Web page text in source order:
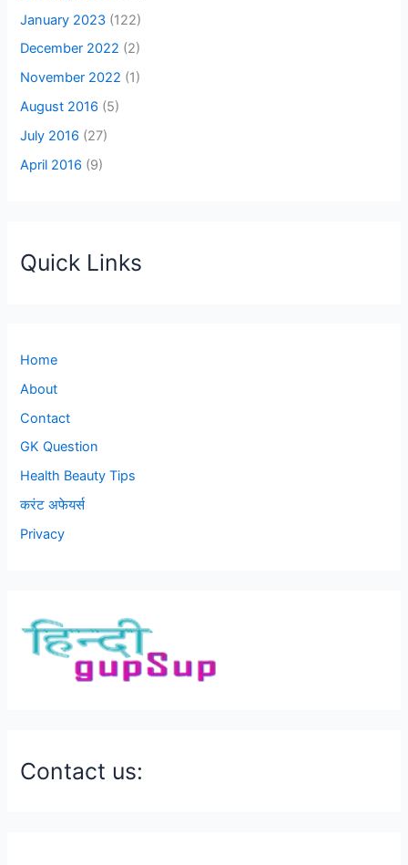
January 2023 (122)
December 2022 (2)
November 2022 (1)
August 2016 (5)
July 2016 (27)
April 2016 (9)
Quick Links
Home
About
Contact
GK Question
Health Beauty Tips
करंट अफेयर्स
Privacy
Contact us: